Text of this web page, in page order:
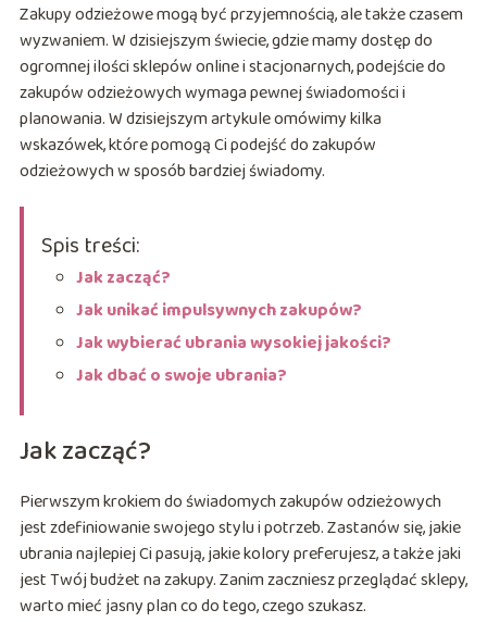
Zakupy odzieżowe mogą być przyjemnością, ale także czasem
wyzwaniem. W dzisiejszym świecie, gdzie mamy dostęp do
ogromnej ilości sklepów online i stacjonarnych, podejście do
zakupów odzieżowych wymaga pewnej świadomości i
planowania. W dzisiejszym artykule omówimy kilka
wskazówek, które pomogą Ci podejść do zakupów
odzieżowych w sposób bardziej świadomy.
Spis treści:
Jak zacząć?
Jak unikać impulsywnych zakupów?
Jak wybierać ubrania wysokiej jakości?
Jak dbać o swoje ubrania?
Jak zacząć?
Pierwszym krokiem do świadomych zakupów odzieżowych
jest zdefiniowanie swojego stylu i potrzeb. Zastanów się, jakie
ubrania najlepiej Ci pasują, jakie kolory preferujesz, a także jaki
jest Twój budżet na zakupy. Zanim zaczniesz przeglądać sklepy,
warto mieć jasny plan co do tego, czego szukasz.